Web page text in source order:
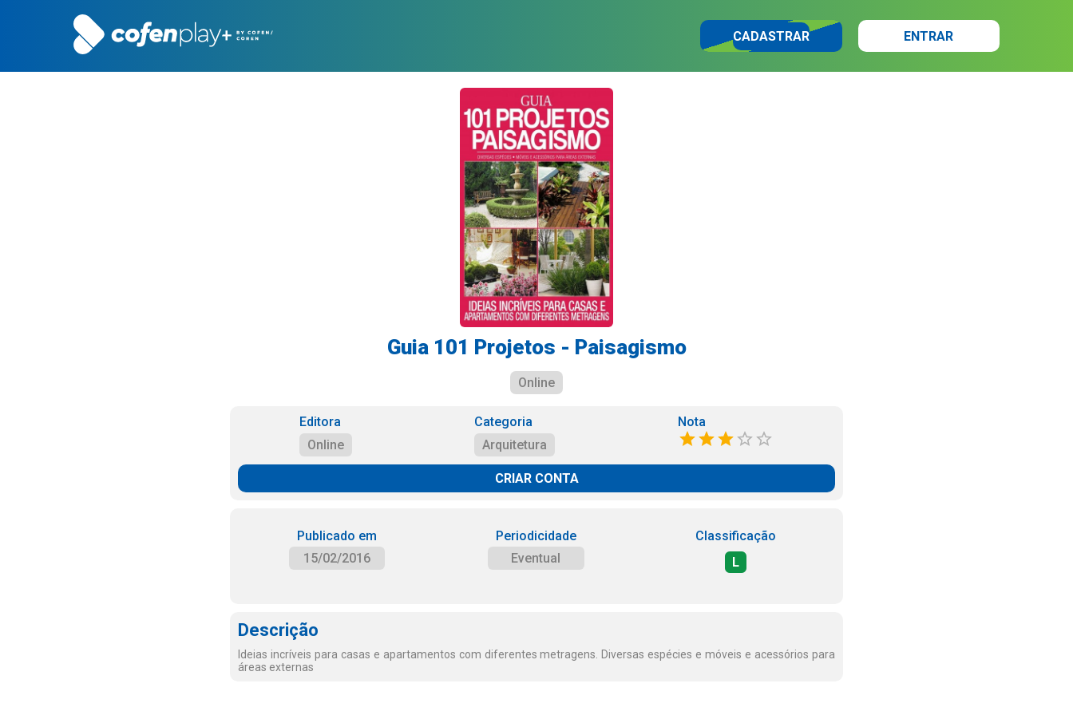
CADASTRAR ENTRAR
Guia 101 Projetos - Paisagismo
Online
Editora
Online
Categoria
Arquitetura
Nota
CRIAR CONTA
Publicado em
15/02/2016
Periodicidade
Eventual
Classificação
L
Descrição
Ideias incríveis para casas e apartamentos com diferentes metragens. Diversas espécies e móveis e acessórios para
áreas externas